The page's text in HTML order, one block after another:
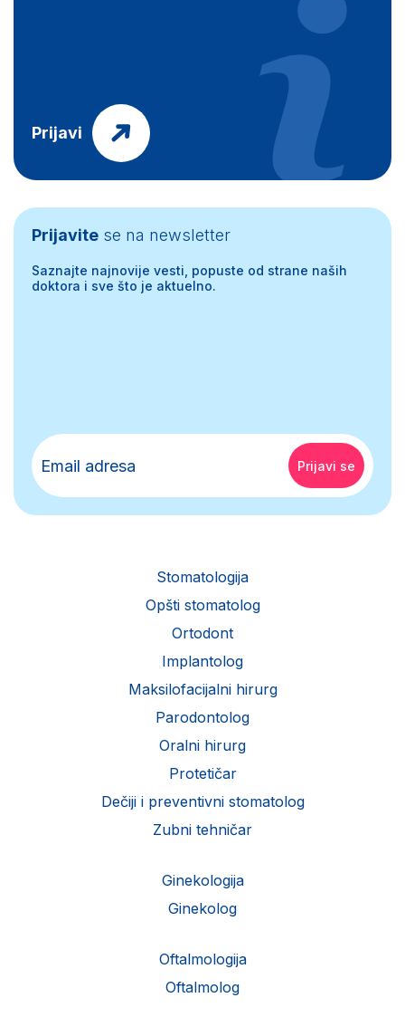
Prijavi
Prijavite se na newsletter
Saznajte najnovije vesti, popuste od strane naših
doktora i sve što je aktuelno.
Stomatologija
Opšti stomatolog
Ortodont
Implantolog
Maksilofacijalni hirurg
Parodontolog
Oralni hirurg
Protetičar
Dečiji i preventivni stomatolog
Zubni tehničar
Ginekologija
Ginekolog
Oftalmologija
Oftalmolog